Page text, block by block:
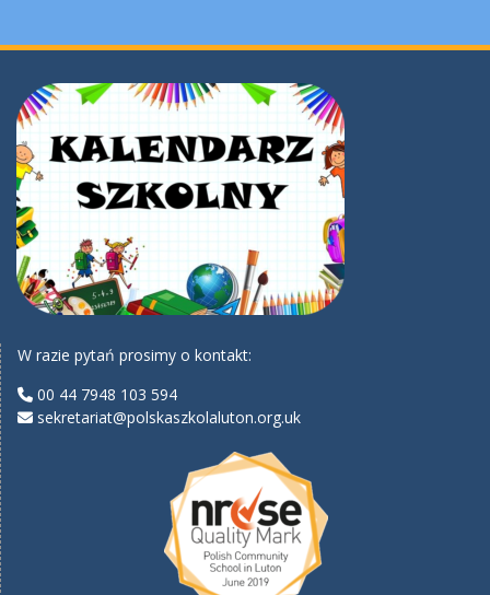
W razie pytań prosimy o kontakt:
00 44 7948 103 594
sekretariat@polskaszkolaluton.org.uk